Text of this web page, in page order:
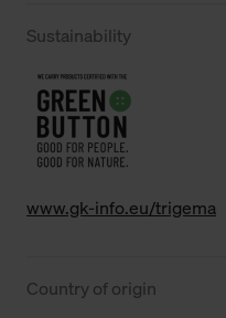
Sustainability
www.gk-info.eu/trigema
Country of origin